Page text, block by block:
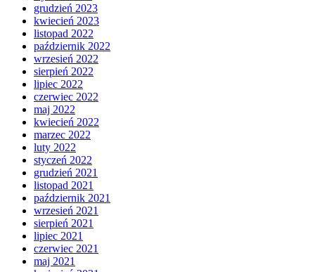
grudzień 2023
kwiecień 2023
listopad 2022
październik 2022
wrzesień 2022
sierpień 2022
lipiec 2022
czerwiec 2022
maj 2022
kwiecień 2022
marzec 2022
luty 2022
styczeń 2022
grudzień 2021
listopad 2021
październik 2021
wrzesień 2021
sierpień 2021
lipiec 2021
czerwiec 2021
maj 2021